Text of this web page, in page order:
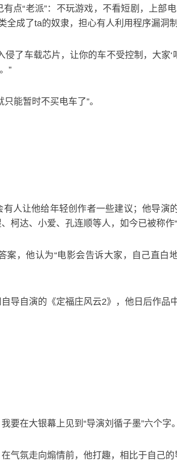
点“老派”：不玩游戏，不看短剧，上部
全成了ta的奴隶，担心有人利用程序漏洞制
了车载芯片，让你的车不受控制，大家
”
能暂时不买电车了”。
人让他给年轻创作者一些建议；他导演
达、小爱、孔连顺等人，如今已被称作“
，他认为“电影会告诉大家，自己直
导自演的《定福庄风云2》，他日后作
要在大银幕上见到“导演刘循子墨”六个字。
气氛走向煽情前，他打趣，相比于自己的